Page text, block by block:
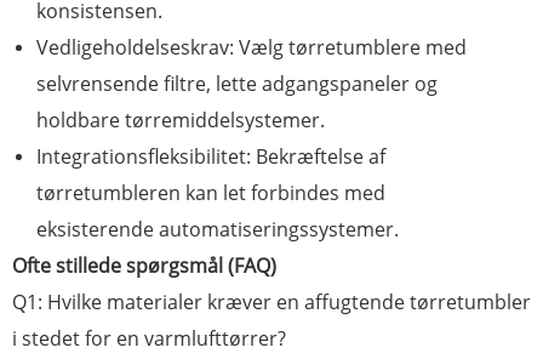
konsistensen.
Vedligeholdelseskrav: Vælg tørretumblere med
selvrensende filtre, lette adgangspaneler og
holdbare tørremiddelsystemer.
Integrationsfleksibilitet: Bekræftelse af
tørretumbleren kan let forbindes med
eksisterende automatiseringssystemer.
Ofte stillede spørgsmål (FAQ)
Q1: Hvilke materialer kræver en affugtende tørretumbler
i stedet for en varmlufttørrer?